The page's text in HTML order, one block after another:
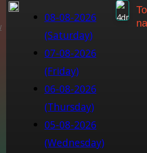
08-08-2026
(Saturday)
07-08-2026
(Friday)
06-08-2026
(Thursday)
05-08-2026
(Wednesday)